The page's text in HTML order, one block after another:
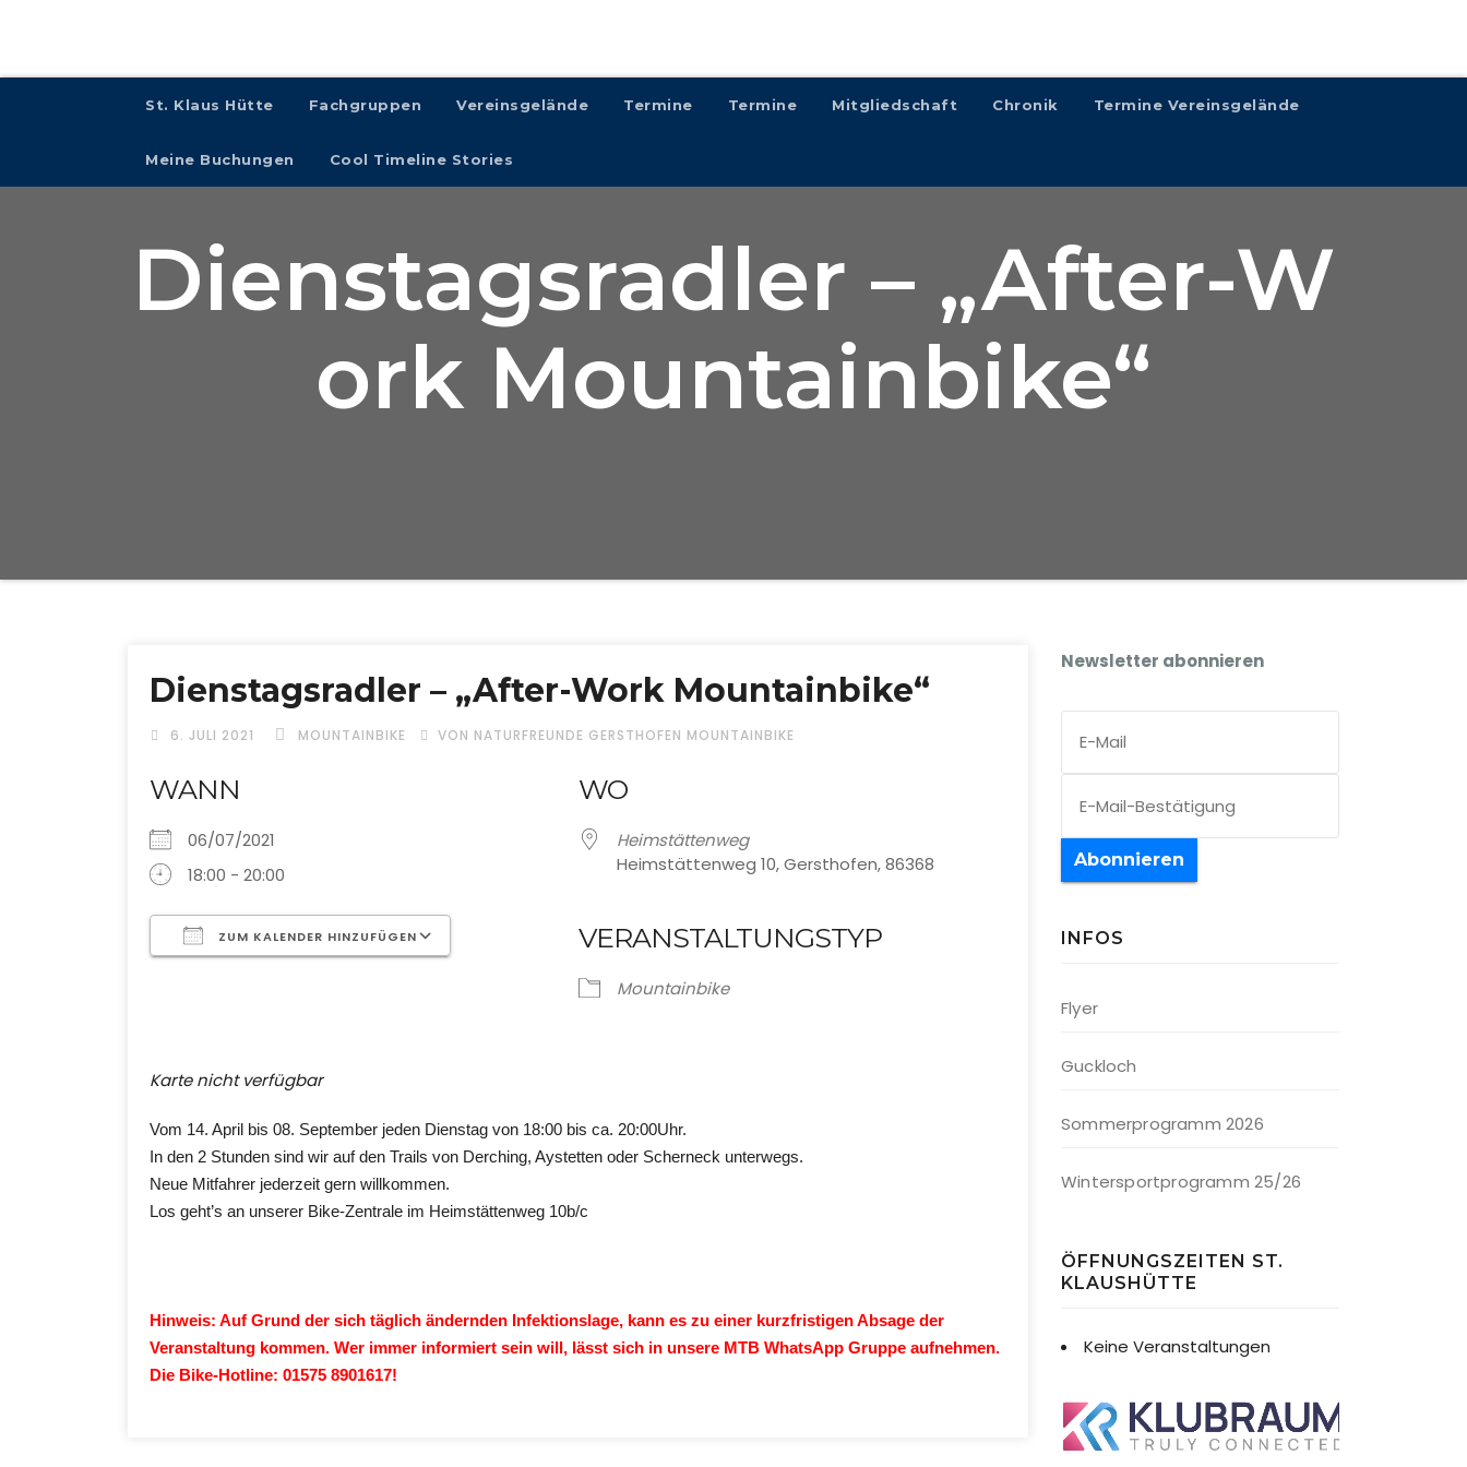
St. Klaus Hütte Fachgruppen Vereinsgelände Termine Termine Mitgliedschaft Chronik Termine Vereinsgelände
Meine Buchungen Cool Timeline Stories
Dienstagsradler – „After-W
ork Mountainbike“
Dienstagsradler – „After-Work Mountainbike“
6. JULI 2021 MOUNTAINBIKE VON NATURFREUNDE GERSTHOFEN MOUNTAINBIKE
WANN
06/07/2021
18:00 - 20:00
ZUM KALENDER HINZUFÜGEN
WO
Heimstättenweg
Heimstättenweg 10, Gersthofen, 86368
VERANSTALTUNGSTYP
Mountainbike
Karte nicht verfügbar
Vom 14. April bis 08. September jeden Dienstag von 18:00 bis ca. 20:00Uhr.
In den 2 Stunden sind wir auf den Trails von Derching, Aystetten oder Scherneck unterwegs.
Neue Mitfahrer jederzeit gern willkommen.
Los geht’s an unserer Bike-Zentrale im Heimstättenweg 10b/c
Hinweis: Auf Grund der sich täglich ändernden Infektionslage, kann es zu einer kurzfristigen Absage der
Veranstaltung kommen. Wer immer informiert sein will, lässt sich in unsere MTB WhatsApp Gruppe aufnehmen.
Die Bike-Hotline: 01575 8901617!
Newsletter abonnieren
Abonnieren
INFOS
Flyer
Guckloch
Sommerprogramm 2026
Wintersportprogramm 25/26
ÖFFNUNGSZEITEN ST.
KLAUSHÜTTE
Keine Veranstaltungen